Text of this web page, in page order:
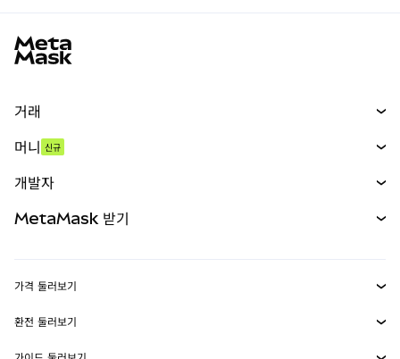
거래
무기한 선물
실물자산
머니 신규
개발자
MetaMask Connect
MetaMask 받기
가격 둘러보기
이더리움 가격
솔라나 가격
환전 둘러보기